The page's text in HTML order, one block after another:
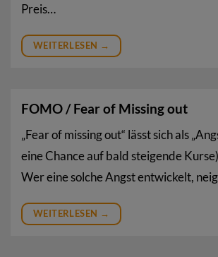
Preis…
WEITERLESEN →
FOMO / Fear of Missing out
„Fear of missing out“ lässt sich als
eine Chance auf bald steigende
Wer eine solche Angst entwickelt,
WEITERLESEN →